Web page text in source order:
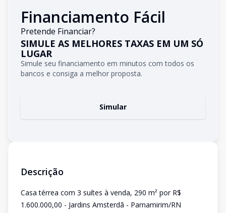
Financiamento Fácil
Pretende Financiar?
SIMULE AS MELHORES TAXAS EM UM SÓ
LUGAR
Simule seu financiamento em minutos com todos os
bancos e consiga a melhor proposta.
Simular
Descrição
Casa térrea com 3 suítes à venda, 290 m² por R$
1.600.000,00 - Jardins Amsterdã - Parnamirim/RN